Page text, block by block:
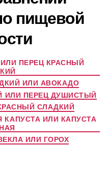
пищевой
ПЕРЕЦ КРАСНЫЙ
ИЛИ АВОКАДО
ИЛИ ПЕРЕЦ ДУШИСТЫЙ
СЛАДКИЙ
ИЛИ КАПУСТА
ИЛИ ГОРОХ